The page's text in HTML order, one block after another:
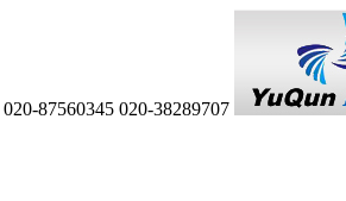
020-87560345 020-38289707